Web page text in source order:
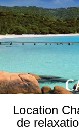
Location
de